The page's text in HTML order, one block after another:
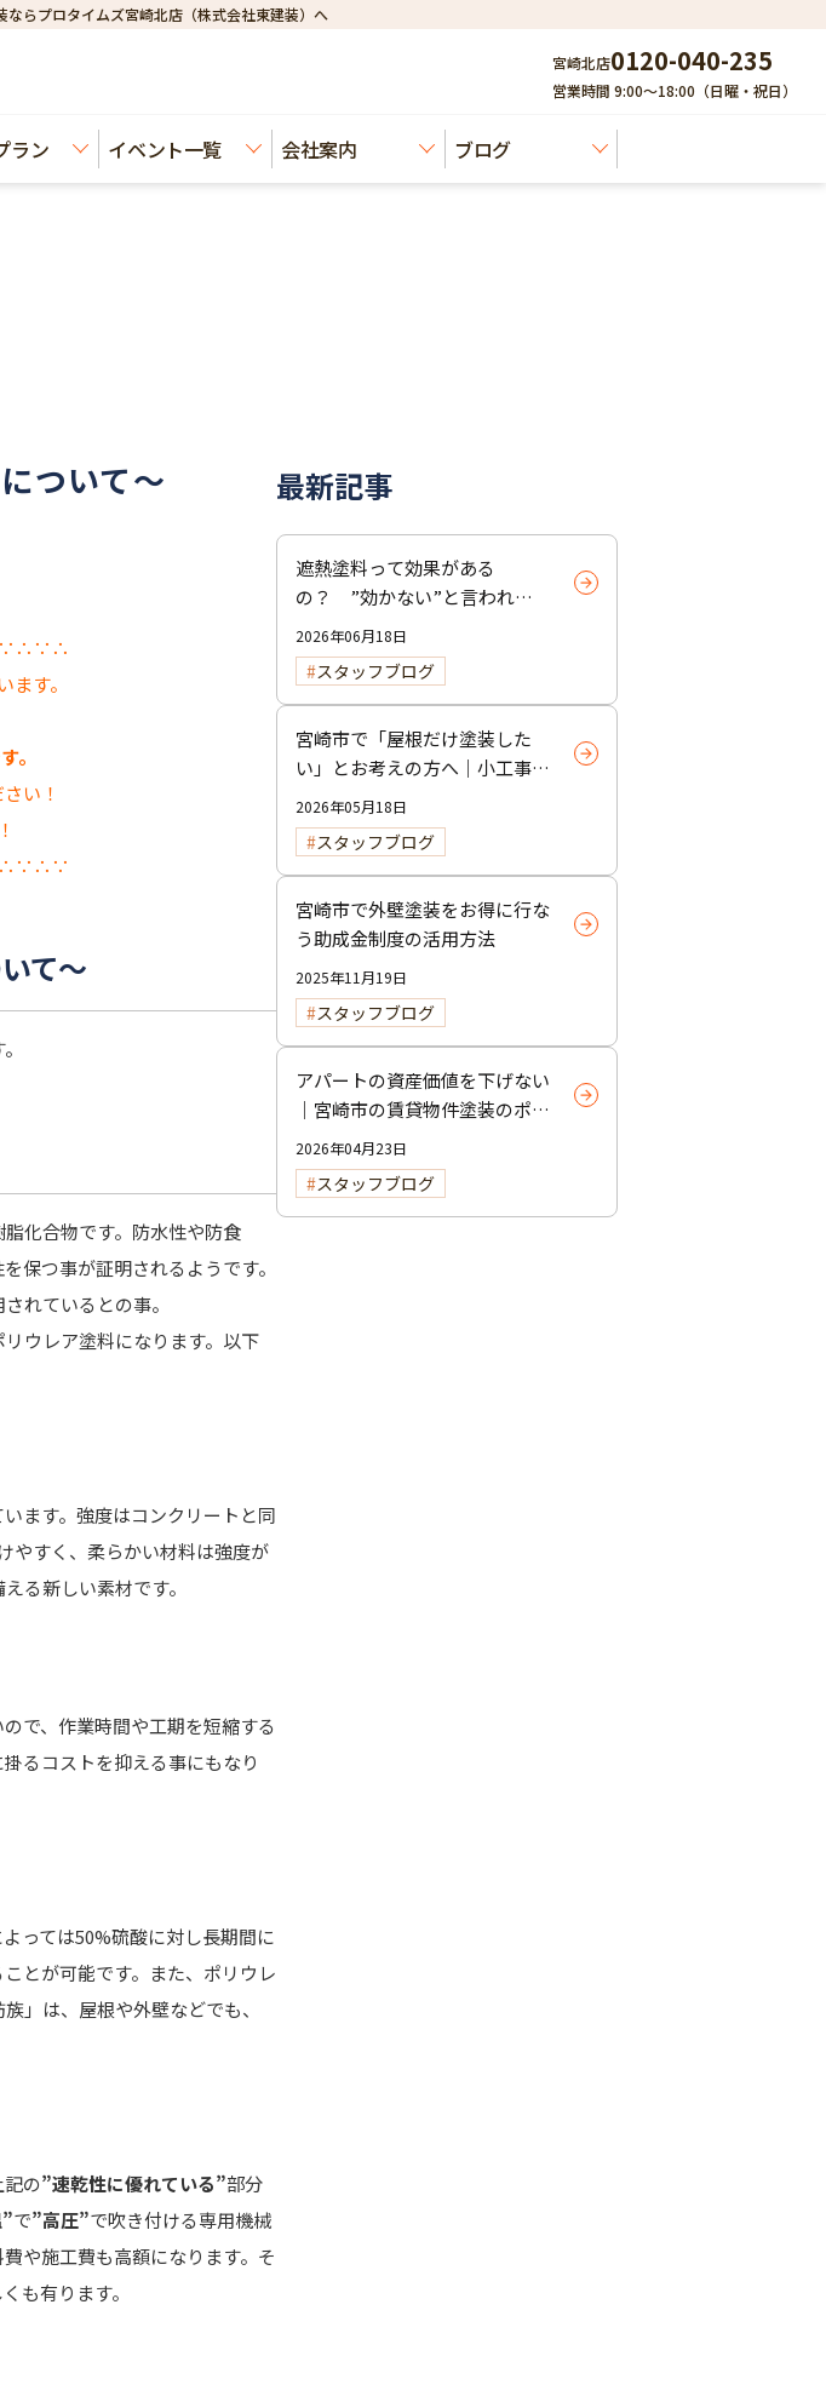
ならプロタイムズ宮崎北店（株式会社東建装）へ
宮崎北店0120-040-235
営業時間 9:00～18:00（日曜・祝日）
ラン イベント一覧 会社案内 ブログ
ついて～
す。
。
い！
て～
化合物です。防水性や防食
保つ事が証明されるようです。
れているとの事。
ウレア塗料になります。以下
ます。強度はコンクリートと同
やすく、柔らかい材料は強度が
る新しい素材です。
で、作業時間や工期を短縮する
るコストを抑える事にもなり
っては50%硫酸に対し長期間に
とが可能です。また、ポリウレ
」は、屋根や外壁などでも、
の”速乾性に優れている”部分
で”高圧”で吹き付ける専用機械
や施工費も高額になります。そ
も有ります。
最新記事
遮熱塗料って効果がある
の？ ”効かない”と言われる
理由と正しい使い方
2026年06月18日
スタッフブログ
宮崎市で「屋根だけ塗装した
い」とお考えの方へ｜小工事・
雨樋交換だけでも大歓迎！
2026年05月18日
スタッフブログ
宮崎市で外壁塗装をお得に行な
う助成金制度の活用方法
2025年11月19日
スタッフブログ
アパートの資産価値を下げない
｜宮崎市の賃貸物件塗装のポイ
ント
2026年04月23日
スタッフブログ